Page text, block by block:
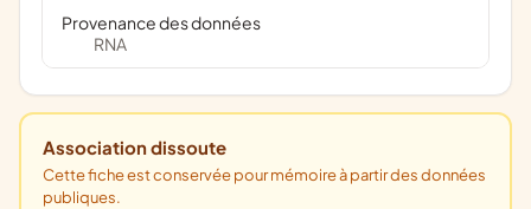
Provenance des données
RNA
Association dissoute
Cette fiche est conservée pour mémoire à partir des données
publiques.